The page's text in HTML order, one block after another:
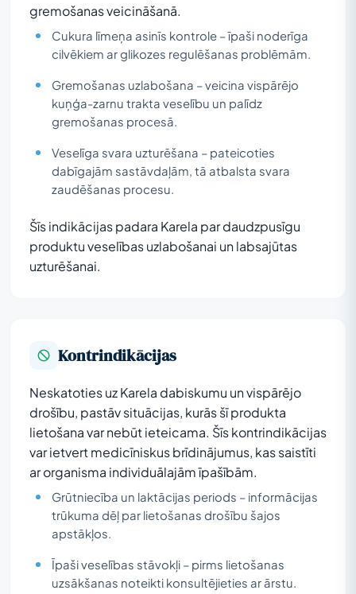
gremošanas veicināšanā.
Cukura līmeņa asinīs kontrole – īpaši noderīga
cilvēkiem ar glikozes regulēšanas problēmām.
Gremošanas uzlabošana – veicina vispārējo
kuņģa-zarnu trakta veselību un palīdz
gremošanas procesā.
Veselīga svara uzturēšana – pateicoties
dabīgajām sastāvdaļām, tā atbalsta svara
zaudēšanas procesu.
Šīs indikācijas padara Karela par daudzpusīgu
produktu veselības uzlabošanai un labsajūtas
uzturēšanai.
Kontrindikācijas
Neskatoties uz Karela dabiskumu un vispārējo
drošību, pastāv situācijas, kurās šī produkta
lietošana var nebūt ieteicama. Šīs kontrindikācijas
var ietvert medicīniskus brīdinājumus, kas saistīti
ar organisma individuālajām īpašībām.
Grūtniecība un laktācijas periods – informācijas
trūkuma dēļ par lietošanas drošību šajos
apstākļos.
Īpaši veselības stāvokļi – pirms lietošanas
uzsākšanas noteikti konsultējieties ar ārstu.